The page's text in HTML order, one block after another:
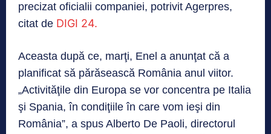
precizat oficialii companiei, potrivit Agerpres,
citat de DIGI 24.
Aceasta după ce, marţi, Enel a anunţat că a
planificat să părăsească România anul viitor.
„Activităţile din Europa se vor concentra pe Italia
şi Spania, în condiţiile în care vom ieşi din
România”, a spus Alberto De Paoli, directorul